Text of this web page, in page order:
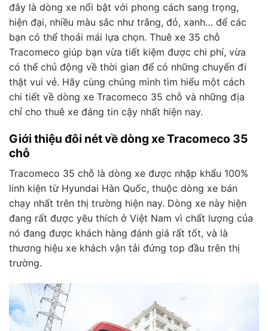
đây là dòng xe nổi bật với phong cách sang trọng,
hiện đại, nhiều màu sắc như trắng, đỏ, xanh… để các
bạn có thể thoải mái lựa chọn. Thuê xe 35 chỗ
Tracomeco giúp bạn vừa tiết kiệm được chi phí, vừa
có thể chủ động về thời gian để có những chuyến đi
thật vui vẻ. Hãy cùng chúng mình tìm hiểu một cách
chi tiết về dòng xe Tracomeco 35 chỗ và những địa
chỉ cho thuê xe đáng tin cậy nhất hiện nay.
Giới thiệu đôi nét về dòng xe Tracomeco 35
chỗ
Tracomeco 35 chỗ là dòng xe được nhập khẩu 100%
linh kiện từ Hyundai Hàn Quốc, thuộc dòng xe bán
chạy nhất trên thị trường hiện nay. Dòng xe này hiện
đang rất được yêu thích ở Việt Nam vì chất lượng của
nó đang được khách hàng đánh giá rất tốt, và là
thương hiệu xe khách vận tải đứng top đầu trên thị
trường.